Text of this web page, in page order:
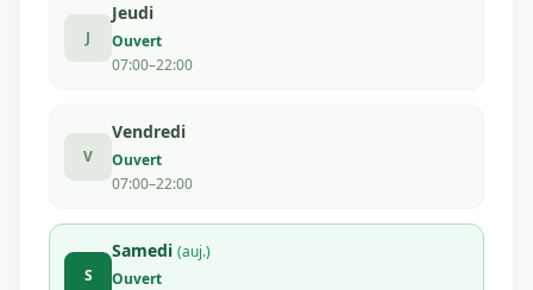
J
Jeudi
Ouvert
07:00–22:00
V
Vendredi
Ouvert
07:00–22:00
S
Samedi (auj.)
Ouvert